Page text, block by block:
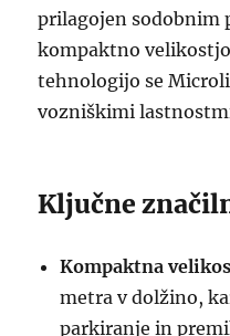
prilagojen sodobnim
kompaktno
tehnologijo se
vozniškimi
Ključne
Kompaktna
metra v dolžino,
parkiranje in